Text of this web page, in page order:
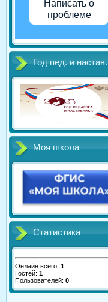
Написать о
проблеме
Год пед. и настав.
Моя школа
Статистика
Онлайн всего: 1
Гостей: 1
Пользователей: 0